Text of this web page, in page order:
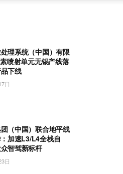
理系统（中国）有限
喷射单元无锡产线落
下线
日
（中国）联合地平线
加速L3/L4全栈自
智驾新标杆
日